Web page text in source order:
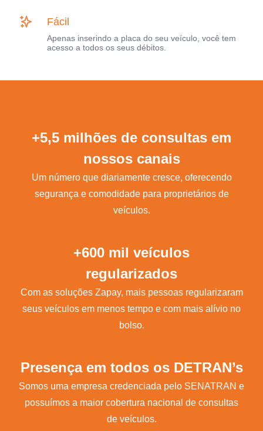
Fácil
Apenas inserindo a placa do seu veículo, você tem
acesso a todos os seus débitos.
+5,5 milhões de consultas em
nossos canais
Um número que diariamente cresce, oferecendo
segurança e comodidade para proprietários de
veículos.
+600 mil veículos
regularizados
Com as soluções Zapay, mais pessoas regularizaram
seus veículos em menos tempo e com mais alívio no
bolso.
Presença em todos os DETRAN’s
Somos uma empresa credenciada pelo SENATRAN e
possuímos a maior cobertura nacional de consultas
de veículos.